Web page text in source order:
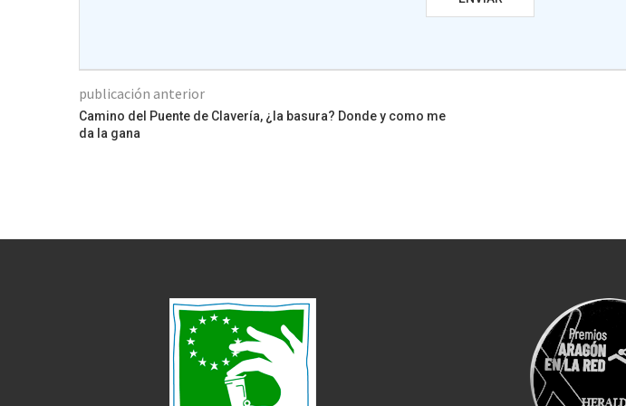
publicación anterior
Camino del Puente de Clavería, ¿la basura? Donde y como me
da la gana